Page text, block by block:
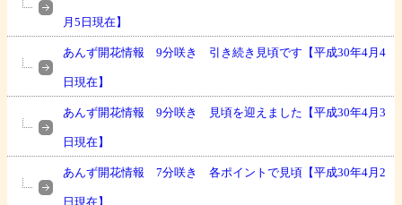
月5日現在】
あんず開花情報 9分咲き 引き続き見頃です【平成30年4月4
日現在】
あんず開花情報 9分咲き 見頃を迎えました【平成30年4月3
日現在】
あんず開花情報 7分咲き 各ポイントで見頃【平成30年4月2
日現在】